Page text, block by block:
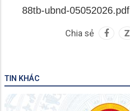
88tb-ubnd-05052026.pdf
Chia sẻ Z
TIN KHÁC